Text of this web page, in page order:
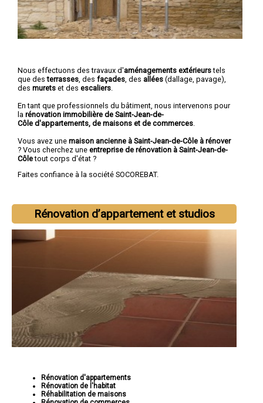
Nous effectuons des travaux d'aménagements extérieurstels
que desterrasses , des façades , des allées (dallage, pavage),
des murets et des escaliers
En tant que professionnels du bâtiment, nous intervenons pour
la rénovation immobilière de Saint-Jean-de-
Côle d'appartements, de maisons et de commerces
Vous avez une maison ancienne à Saint-Jean-de-Côle à rénover
? Vous cherchez une entreprise de rénovation à Saint-Jean-de-
Côletout corps d'état ?
Faites confiance à la société SOCOREBAT.
Rénovation d’appartement et studios
Rénovation d'appartements
Rénovation de l'habitat
Réhabilitation de maisons